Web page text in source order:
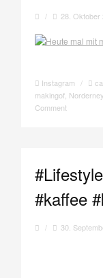
/ 28. Oktober
Instagram /
makingof, Norderney
Comment
#kaffee
/ 30.